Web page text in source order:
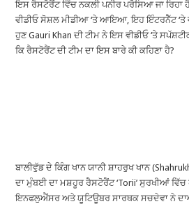
ਇਸ ਰੈਸਟੋਰੈਂਟ ਵਿੱਚ ਨਕਲੀ ਪਨੀਰ ਪਰੋਸਿਆ ਜਾ ਰਿਹਾ
ਵੀਡੀਓ ਸੋਸ਼ਲ ਮੀਡੀਆ ‘ਤੇ ਆਇਆ, ਇਹ ਇੰਟਰਨੈੱਟ
ਹੁਣ Gauri Khan ਦੀ ਟੀਮ ਨੇ ਇਸ ਵੀਡੀਓ ‘ਤੇ
ਕਿ ਰੈਸਟੋਰੈਂਟ ਦੀ ਟੀਮ ਦਾ ਇਸ ਬਾਰੇ ਕੀ ਕਹਿਣਾ ਹੈ?
ਬਾਲੀਵੁੱਡ ਦੇ ਕਿੰਗ ਖਾਨ ਯਾਨੀ ਸ਼ਾਹਰੁਖ ਖਾਨ
ਦਾ ਮੁੰਬਈ ਦਾ ਮਸ਼ਹੂਰ ਰੈਸਟੋਰੈਂਟ ‘Torii’ ਸੁਰਖੀਆਂ
ਇਨਫਲੁਐਂਸਰ ਅਤੇ ਯੂਟਿਊਬਰ ਸਾਰਥਕ ਸਚਦੇਵਾ ਨੇ